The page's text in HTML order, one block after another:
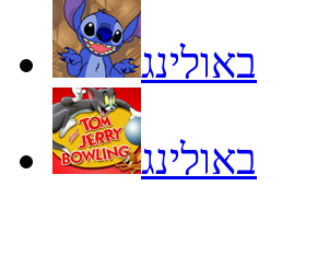
באולינג
באולינג